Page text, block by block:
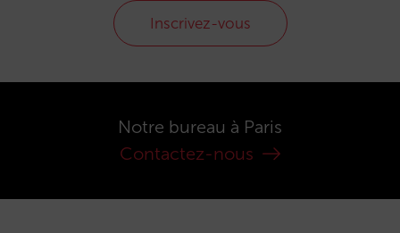
Inscrivez-vous
Notre bureau à Paris
Contactez-nous